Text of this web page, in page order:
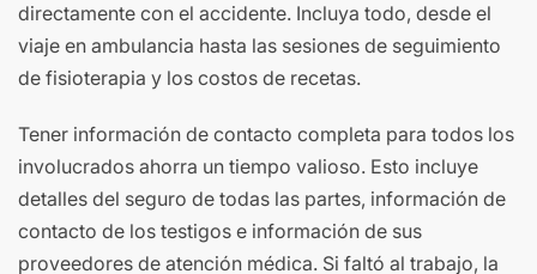
directamente con el accidente. Incluya todo, desde el
viaje en ambulancia hasta las sesiones de seguimiento
de fisioterapia y los costos de recetas.
Tener información de contacto completa para todos los
involucrados ahorra un tiempo valioso. Esto incluye
detalles del seguro de todas las partes, información de
contacto de los testigos e información de sus
proveedores de atención médica. Si faltó al trabajo, la